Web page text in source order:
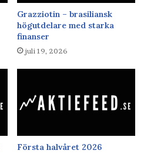
Grazziotin – brasiliansk
högutdelare med starka
finanser
juli 19, 2026
Första halvåret 2026